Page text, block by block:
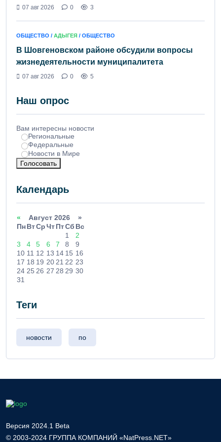
07 авг 2026 0 3
ОБЩЕСТВО / АДЫГЕЯ / ОБЩЕСТВО
В Шовгеновском районе обсудили вопросы
жизнедеятельности муниципалитета
07 авг 2026 0 5
Наш опрос
Вам интересны новости
Региональные
Федеральные
Новости в Мире
Голосовать
Календарь
« Август 2026 »
ПнВтСрЧтПтСб Вс
1
2
3
4 5 6 7 8
9
10 11 12 13 14 15 16
17 18 19 2021 22 23
24 25 26 27 28 29 30
31
Теги
новости по
Версия 2024.1 Beta
© 2003-2024 ГРУППА КОМПАНИЙ «NatPress.NET»